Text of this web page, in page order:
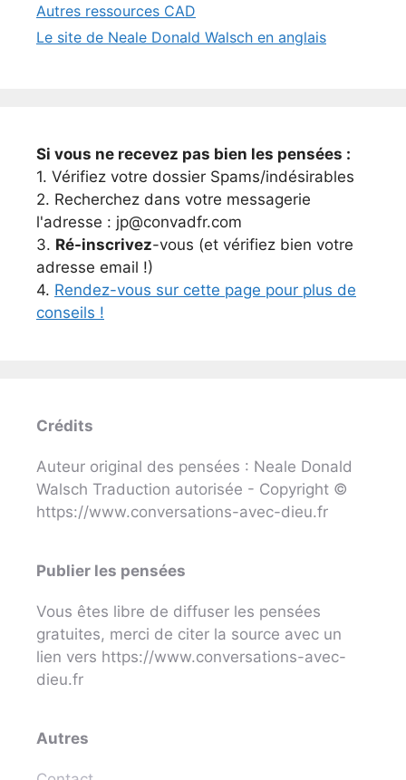
Autres ressources CAD
Le site de Neale Donald Walsch en anglais
Si vous ne recevez pas bien les pensées :
1. Vérifiez votre dossier Spams/indésirables
2. Recherchez dans votre messagerie
l'adresse : jp@convadfr.com
3. Ré-inscrivez-vous (et vérifiez bien votre
adresse email !)
4. Rendez-vous sur cette page pour plus de
conseils !
Crédits
Auteur original des pensées : Neale Donald
Walsch Traduction autorisée - Copyright ©
https://www.conversations-avec-dieu.fr
Publier les pensées
Vous êtes libre de diffuser les pensées
gratuites, merci de citer la source avec un
lien vers https://www.conversations-avec-
dieu.fr
Autres